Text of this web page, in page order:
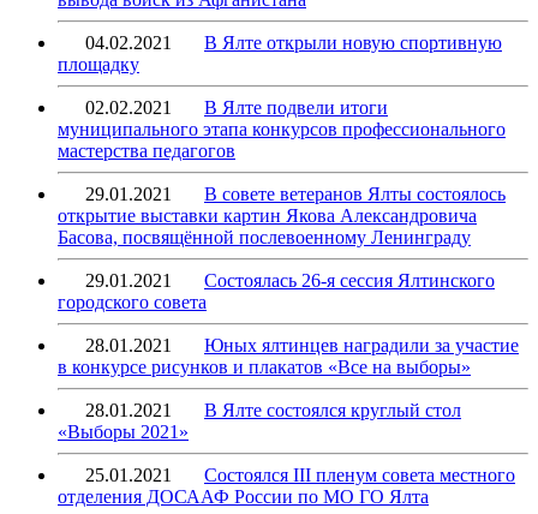
04.02.2021
В Ялте открыли новую спортивную
площадку
02.02.2021
В Ялте подвели итоги
муниципального этапа конкурсов профессионального
мастерства педагогов
29.01.2021
В совете ветеранов Ялты состоялось
открытие выставки картин Якова Александровича
Басова, посвящённой послевоенному Ленинграду
29.01.2021
Состоялась 26-я сессия Ялтинского
городского совета
28.01.2021
Юных ялтинцев наградили за участие
в конкурсе рисунков и плакатов «Все на выборы»
28.01.2021
В Ялте состоялся круглый стол
«Выборы 2021»
25.01.2021
Состоялся III пленум совета местного
отделения ДОСААФ России по МО ГО Ялта